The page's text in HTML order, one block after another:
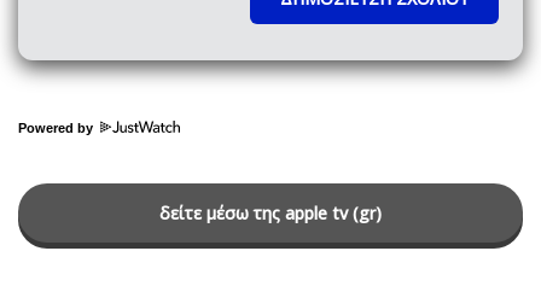
Powered by
δείτε μέσω της apple tv (gr)